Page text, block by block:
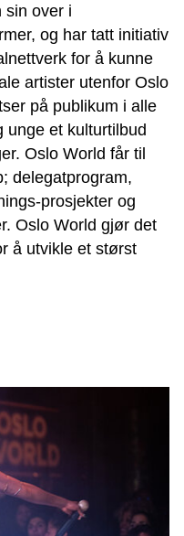
sin over i
og har tatt initiativ
for å kunne
artister utenfor Oslo
på publikum i alle
unge et kulturtilbud
Oslo World får til
delegatprogram,
prosjekter og
Oslo World gjør det
å utvikle et størst